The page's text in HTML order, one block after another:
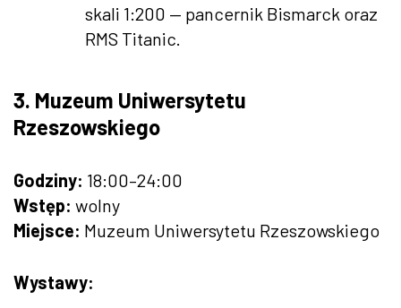
skali 1:200 — pancernik Bismarck oraz
RMS Titanic.
3. Muzeum Uniwersytetu
Rzeszowskiego
Godziny: 18:00–24:00
Wstęp: wolny
Miejsce: Muzeum Uniwersytetu Rzeszowskiego
Wystawy: